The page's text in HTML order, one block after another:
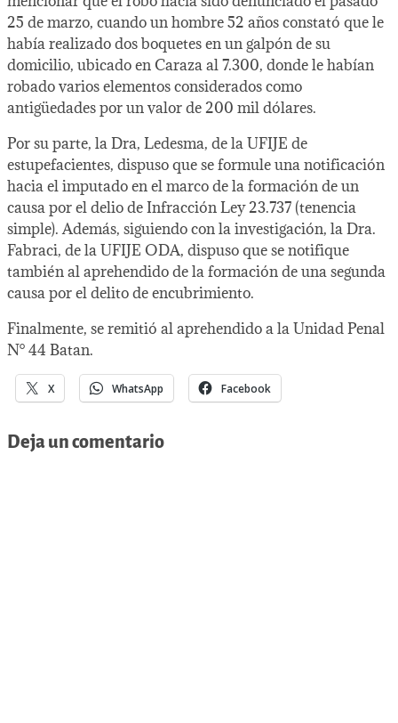
25 de marzo, cuando un hombre 52 años constató que le
había realizado dos boquetes en un galpón de su
domicilio, ubicado en Caraza al 7.300, donde le habían
robado varios elementos considerados como
antigüedades por un valor de 200 mil dólares.
Por su parte, la Dra, Ledesma, de la UFIJE de
estupefacientes, dispuso que se formule una notificación
hacia el imputado en el marco de la formación de un
causa por el delio de Infracción Ley 23.737 (tenencia
simple). Además, siguiendo con la investigación, la Dra.
Fabraci, de la UFIJE ODA, dispuso que se notifique
también al aprehendido de la formación de una segunda
causa por el delito de encubrimiento.
Finalmente, se remitió al aprehendido a la Unidad Penal
N° 44 Batan.
X WhatsApp Facebook
Deja un comentario